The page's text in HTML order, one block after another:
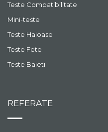
Teste Compatibilitate
Mini-teste
Teste Haioase
Teste Fete
Teste Baieti
REFERATE